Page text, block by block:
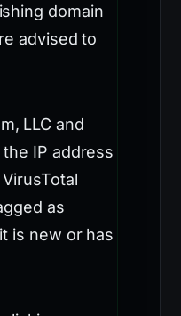
domain
advised to
LLC and
IP address
as
is new or has